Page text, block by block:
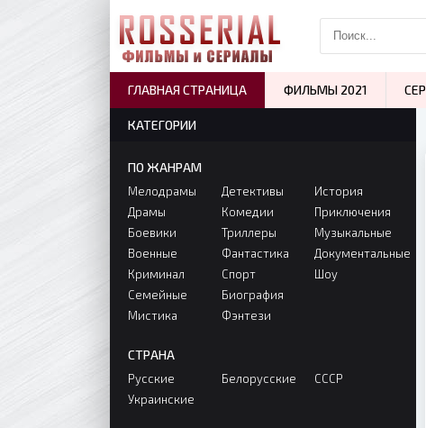
КАТЕГОРИИ
ПО ЖАНРАМ
Мелодрамы
Драмы
Боевики
Военные
Криминал
Семейные
Мистика
Детективы
Комедии
Триллеры
Фантастика
Спорт
Биография
Фэнтези
История
Приключения
Музыкальные
Документальные
Шоу
СТРАНА
Русские
Украинские
Белорусские СССР
ГЛАВНАЯ СТРАНИЦА ФИЛЬМЫ 2021